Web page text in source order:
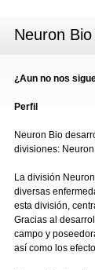
Neuron
¿Aun no nos
Perfil
Neuron Bio
divisiones:
La división
diversas
esta división,
Gracias al
campo y
así como los